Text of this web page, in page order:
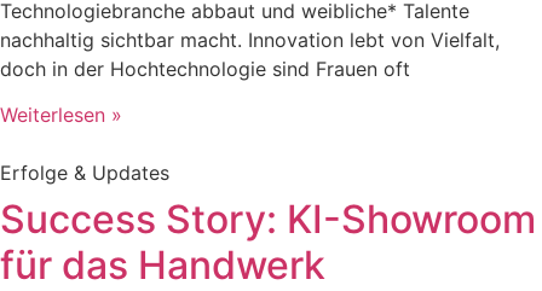
Technologiebranche abbaut und weibliche* Talente
nachhaltig sichtbar macht. Innovation lebt von Vielfalt,
doch in der Hochtechnologie sind Frauen oft
Weiterlesen »
Erfolge & Updates
Success Story: KI-Showroom
für das Handwerk